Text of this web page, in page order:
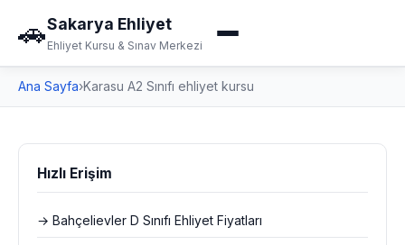
🚗Sakarya Ehliyet
Ehliyet Kursu & Sınav Merkezi
Ana Sayfa›Karasu A2 Sınıfı ehliyet kursu
Hızlı Erişim
→ Bahçelievler D Sınıfı Ehliyet Fiyatları